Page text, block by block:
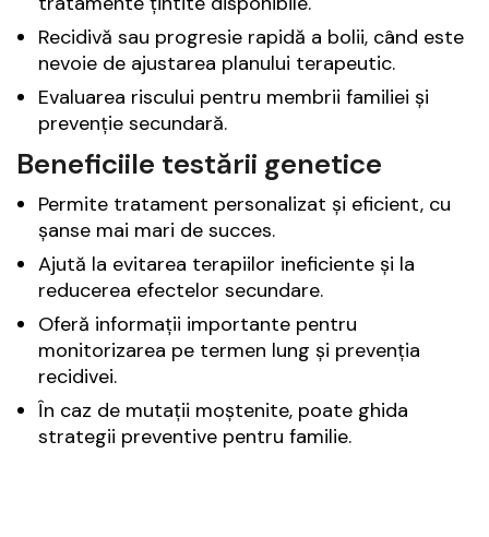
Recidivă sau progresie rapidă a bolii, când este
nevoie de ajustarea planului terapeutic.
Evaluarea riscului pentru membrii familiei și
prevenție secundară.
Beneficiile testării genetice
Permite tratament personalizat și eficient, cu
șanse mai mari de succes.
Ajută la evitarea terapiilor ineficiente și la
reducerea efectelor secundare.
Oferă informații importante pentru
monitorizarea pe termen lung și prevenția
recidivei.
În caz de mutații moștenite, poate ghida
strategii preventive pentru familie.